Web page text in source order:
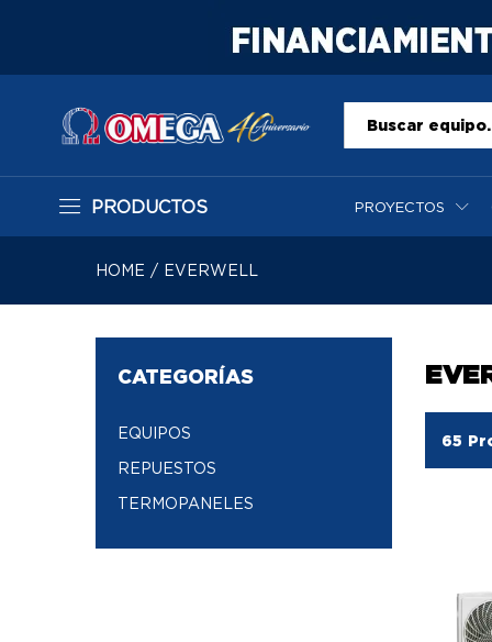
Todo
PRODUCTOS PROYECTOS
HOME / EVERWELL
65
CATEGORÍAS
EQUIPOS
REPUESTOS
TERMOPANELES